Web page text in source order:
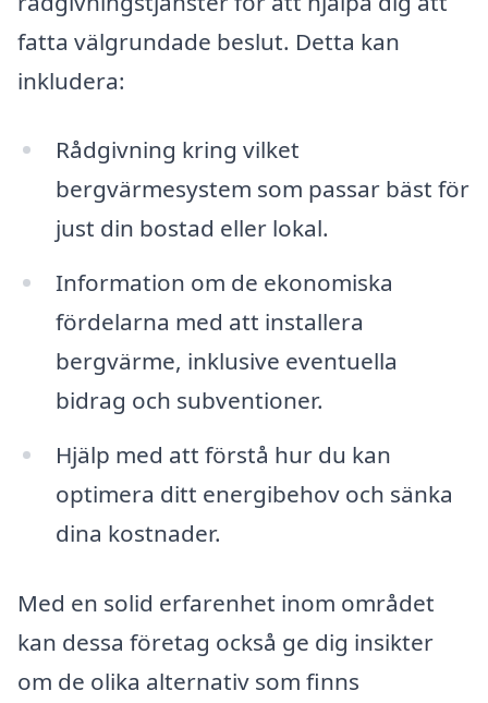
fatta välgrundade beslut. Detta kan
inkludera:
Rådgivning kring vilket
bergvärmesystem som passar bäst för
just din bostad eller lokal.
Information om de ekonomiska
fördelarna med att installera
bergvärme, inklusive eventuella
bidrag och subventioner.
Hjälp med att förstå hur du kan
optimera ditt energibehov och sänka
dina kostnader.
Med en solid erfarenhet inom området
kan dessa företag också ge dig insikter
om de olika alternativ som finns